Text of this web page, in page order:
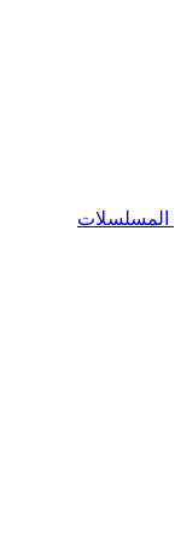
المسلسلات